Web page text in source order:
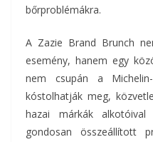
bőrproblémákra.
A Zazie Brand Brunch
esemény, hanem egy
nem csupán a
kóstolhatják meg,
hazai márkák
gondosan összeállított